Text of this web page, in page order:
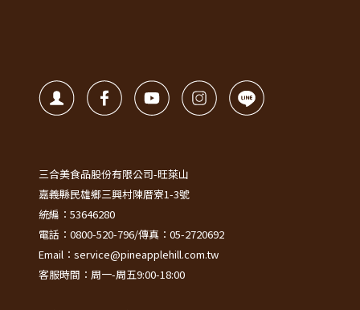
三合美食品股份有限公司-旺萊山
嘉義縣民雄鄉三興村陳厝寮1-3號
統編：53646280
電話：0800-520-796/傳真：05-2720692
Email：service@pineapplehill.com.tw
客服時間：周一-周五9:00-18:00